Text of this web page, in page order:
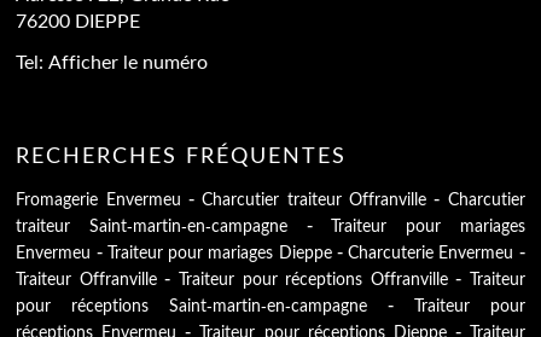
76200 DIEPPE
Tel:Afficher le numéro
RECHERCHES FRÉQUENTES
Fromagerie Envermeu Charcutier traiteur Offranville
Charcutier
traiteur Saint-martin-en-campagne
Traiteur pour mariages
Envermeu
Traiteur pour mariages Dieppe
Charcuterie Envermeu
Traiteur Offranville
Traiteur pour réceptions Offranville
Traiteur
pour réceptions Saint-martin-en-campagne
Traiteur pour
réceptions Envermeu
Traiteur pour réceptions Dieppe Traiteur